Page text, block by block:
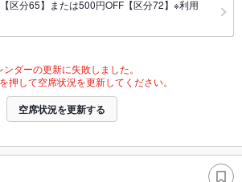
区分65】または500円OFF【区分72】※利用
ンダーの更新に失敗しました。
押して空席状況を更新してください。
空席状況を更新する